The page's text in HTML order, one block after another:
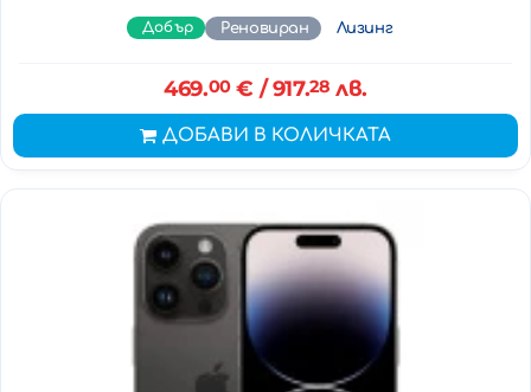
Добър Реновиран Лизинг
469.00€ / 917.28 лв.
ДОБАВИ В КОЛИЧКАТА